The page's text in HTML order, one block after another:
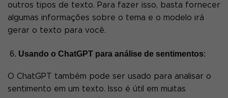
outros tipos de texto. Para fazer isso, basta fornecer
algumas informações sobre o tema e o modelo irá
gerar o texto para você.
Usando o ChatGPT para análise de sentimentos:
O ChatGPT também pode ser usado para analisar o
sentimento em um texto. Isso é útil em muitas